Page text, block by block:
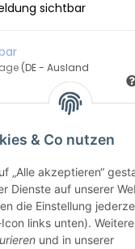
sichtbar
(DE - Ausland
& Co nutzen
„Alle akzeptieren“
Dienste auf unserer
die Einstellung
links unten).
und in unserer